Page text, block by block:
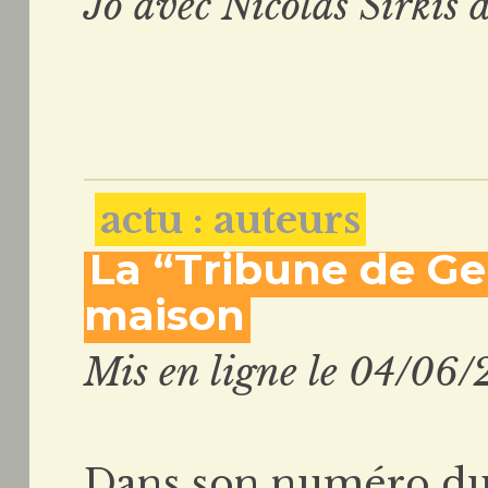
actu : auteurs
La “Tribune de
maison
Mis en ligne le 04/06/